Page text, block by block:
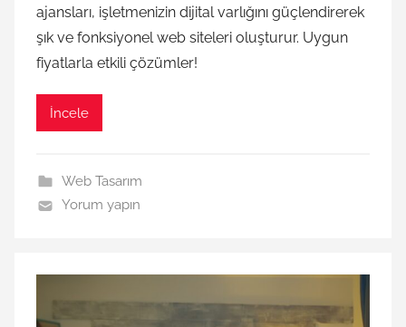
ajansları, işletmenizin dijital varlığını güçlendirerek
şık ve fonksiyonel web siteleri oluşturur. Uygun
fiyatlarla etkili çözümler!
İncele
Web Tasarım
Yorum yapın